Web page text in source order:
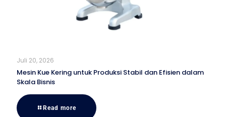
Juli 20, 2026
Mesin Kue Kering untuk Produksi Stabil dan Efisien dalam
Skala Bisnis
Read more